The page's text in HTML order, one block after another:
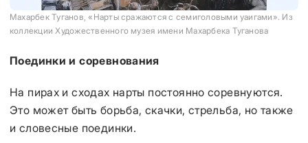
Махарбек Туганов, «Нарты сражаются с семиголовыми уаигами». Из
коллекции Художественного музея имени Махарбека Туганова
Поединки и соревнования
На пирах и сходах нарты постоянно соревнуются.
Это может быть борьба, скачки, стрельба, но также
и словесные поединки.